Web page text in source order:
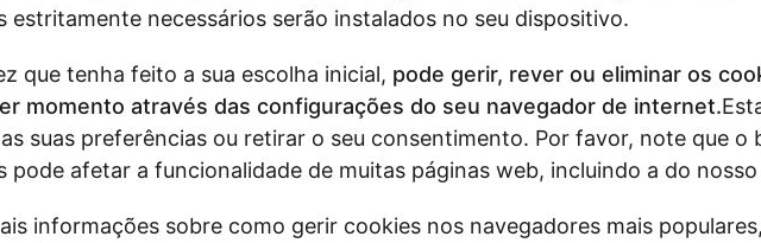
estritamente necessários serão instalados no seu dispositivo.
que tenha feito a sua escolha inicial, pode gerir, rever ou eliminar os
momento através das configurações do seu navegador de internet.
suas preferências ou retirar o seu consentimento. Por favor, note que o
pode afetar a funcionalidade de muitas páginas web, incluindo a do nosso
informações sobre como gerir cookies nos navegadores mais